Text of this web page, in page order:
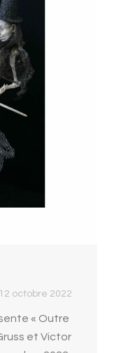
12 octobre 2022
« Outre
et Victor